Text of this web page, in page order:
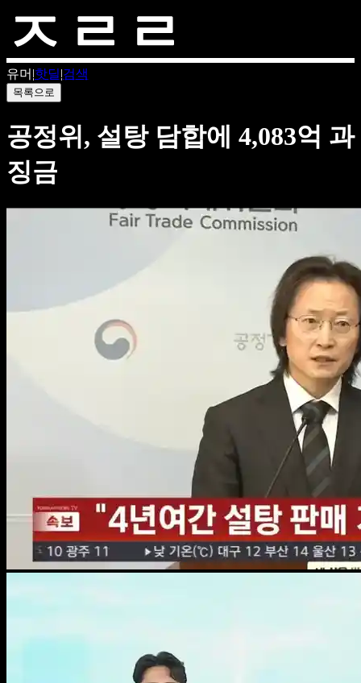
유머 |핫딜|검색
목록으로
공정위, 설탕 담합에 4,083억 과
징금